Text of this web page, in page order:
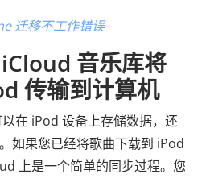
迁移不工作错误
音乐库将
传输到计算机
在 iPod 设备上存储数据，还
如果您已经将歌曲下载到 iPod
上是一个简单的同步过程。您